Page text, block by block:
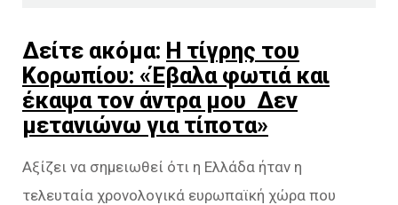
Δείτε ακόμα: Η τίγρης του
Κορωπίου: «Έβαλα φωτιά και
έκαψα τον άντρα μου Δεν
μετανιώνω για τίποτα»
Αξίζει να σημειωθεί ότι η Ελλάδα ήταν η
τελευταία χρονολογικά ευρωπαϊκή χώρα που